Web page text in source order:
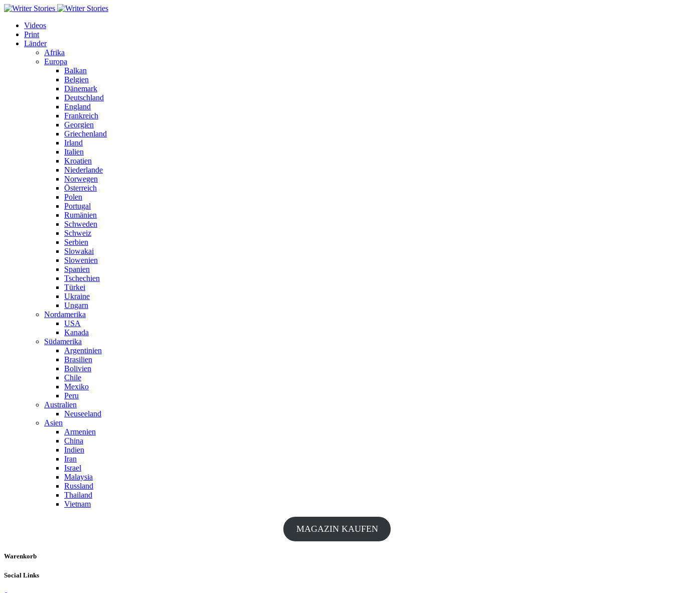
Videos
Print
Länder
Afrika
Europa
Balkan
Belgien
Dänemark
Deutschland
England
Frankreich
Georgien
Griechenland
Irland
Italien
Kroatien
Niederlande
Norwegen
Österreich
Polen
Portugal
Rumänien
Schweden
Schweiz
Serbien
Slowakai
Slowenien
Spanien
Tschechien
Türkei
Ukraine
Ungarn
Nordamerika
USA
Kanada
Südamerika
Argentinien
Brasilien
Bolivien
Chile
Mexiko
Peru
Australien
Neuseeland
Asien
Armenien
China
Indien
Iran
Israel
Malaysia
Russland
Thailand
Vietnam
MAGAZIN KAUFEN
Warenkorb
Social Links